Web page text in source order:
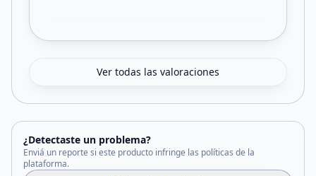
Ver todas las valoraciones
¿Detectaste un problema?
Enviá un reporte si este producto infringe las políticas de la
plataforma.